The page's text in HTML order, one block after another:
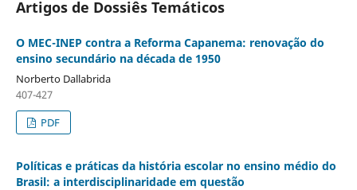
Artigos de Dossiês Temáticos
O MEC-INEP contra a Reforma Capanema: renovação do
ensino secundário na década de 1950
Norberto Dallabrida
407-427
PDF
Políticas e práticas da história escolar no ensino médio do
Brasil: a interdisciplinaridade em questão